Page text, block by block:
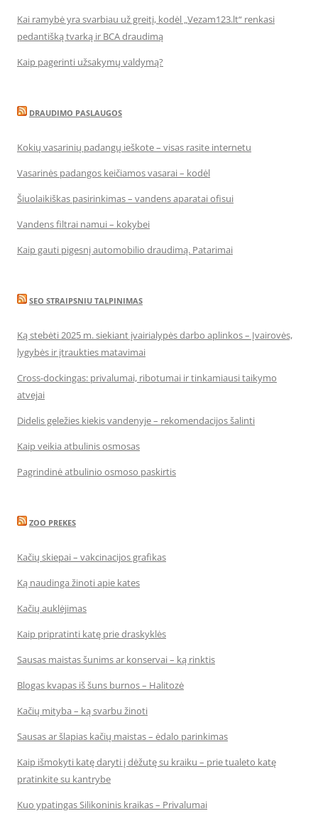
Kai ramybė yra svarbiau už greitį, kodėl „Vezam123.lt“ renkasi
pedantišką tvarką ir BCA draudimą
Kaip pagerinti užsakymų valdymą?
DRAUDIMO PASLAUGOS
Kokių vasarinių padangų ieškote – visas rasite internetu
Vasarinės padangos keičiamos vasarai – kodėl
Šiuolaikiškas pasirinkimas – vandens aparatai ofisui
Vandens filtrai namui – kokybei
Kaip gauti pigesnį automobilio draudimą. Patarimai
SEO STRAIPSNIU TALPINIMAS
Ką stebėti 2025 m. siekiant įvairialypės darbo aplinkos – Įvairovės,
lygybės ir įtraukties matavimai
Cross-dockingas: privalumai, ribotumai ir tinkamiausi taikymo
atvejai
Didelis geležies kiekis vandenyje – rekomendacijos šalinti
Kaip veikia atbulinis osmosas
Pagrindinė atbulinio osmoso paskirtis
ZOO PREKES
Kačių skiepai – vakcinacijos grafikas
Ką naudinga žinoti apie kates
Kačių auklėjimas
Kaip pripratinti katę prie draskyklės
Sausas maistas šunims ar konservai – ką rinktis
Blogas kvapas iš šuns burnos – Halitozė
Kačių mityba – ką svarbu žinoti
Sausas ar šlapias kačių maistas – ėdalo parinkimas
Kaip išmokyti katę daryti į dėžutę su kraiku – prie tualeto katę
pratinkite su kantrybe
Kuo ypatingas Silikoninis kraikas – Privalumai